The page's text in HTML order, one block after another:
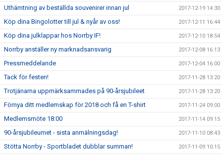
Uthämtning av beställda souvenirer innan jul 2017-12-19 14:30
Köp dina Bingolotter till jul & nyår av oss! 2017-12-11 16:44
Köp dina julklappar hos Norrby IF! 2017-12-10 18:54
Norrby anställer ny marknadsansvarig 2017-12-08 16:13
Pressmeddelande 2017-12-04 16:00
Tack för festen! 2017-11-28 13:20
Trotjänarna uppmärksammades på 90-årsjubileet 2017-11-28 13:20
Förnya ditt medlemskap för 2018 och få en T-shirt 2017-11-24 09:00
Medlemsmöte 18:00 2017-11-14 09:15
90-årsjubileumet - sista anmälningsdag! 2017-11-10 08:43
Stötta Norrby - Sportbladet dubblar summan! 2017-11-09 10:15